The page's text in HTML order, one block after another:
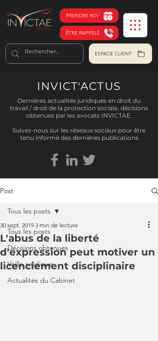
PRENDRE RDV
ÊTRE RAPPELÉ
ESPACE CLIENT
INVICT'ACTUS
Dernières actualités juridiques en droit du
travail / droit de la protection sociale, décisions
obtenues par les avocats INVICTAE.
Suivez-nous sur les réseaux sociaux pour être
tenu informé des dernières publications
Post
Tous les posts
Décisions obtenues
Veille juridique
Actualités du Cabinet
Tous les posts
L'abus de la liberté
d'expression peut motiver un
licenciement disciplinaire
30 sept. 2019 3 min de lecture